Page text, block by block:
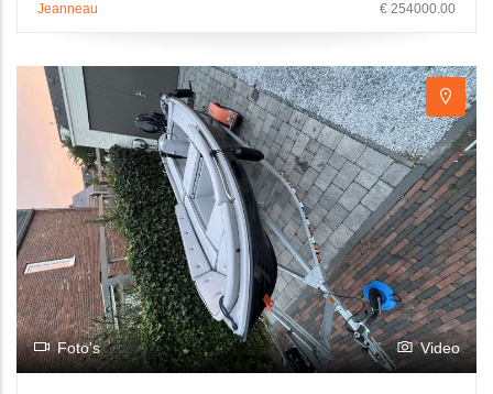
Jeanneau € 254000.00
Foto's Video